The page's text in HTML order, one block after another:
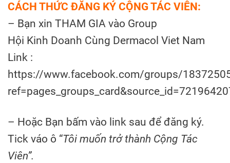
CÁCH THỨC ĐĂNG KÝ CỘNG TÁC VIÊN:
– Bạn xin THAM GIA vào Group
Hội Kinh Doanh Cùng Dermacol Viet Nam
Link :
https://www.facebook.com/groups/
– Hoặc Bạn bấm vào link sau để đăng ký.
Tick váo ô “Tôi muốn trở thành Cộng Tác
Viên”.